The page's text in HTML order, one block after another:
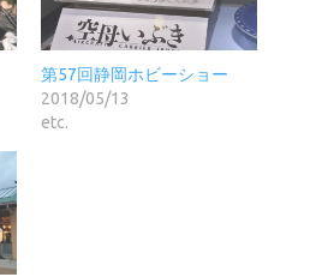
第57回静岡ホビーショー
2018/05/13
etc.